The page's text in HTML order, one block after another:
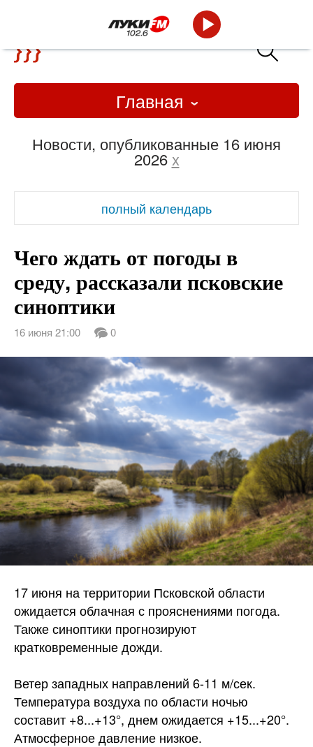
Главная
Новости, опубликованные 16 июня
2026 x
полный календарь
Чего ждать от погоды в
среду, рассказали псковские
синоптики
16 июня 21:00 0
17 июня на территории Псковской области
ожидается облачная с прояснениями погода.
Также синоптики прогнозируют
кратковременные дожди.
Ветер западных направлений 6-11 м/сек.
Температура воздуха по области ночью
составит +8...+13°, днем ожидается +15...+20°.
Атмосферное давление низкое.